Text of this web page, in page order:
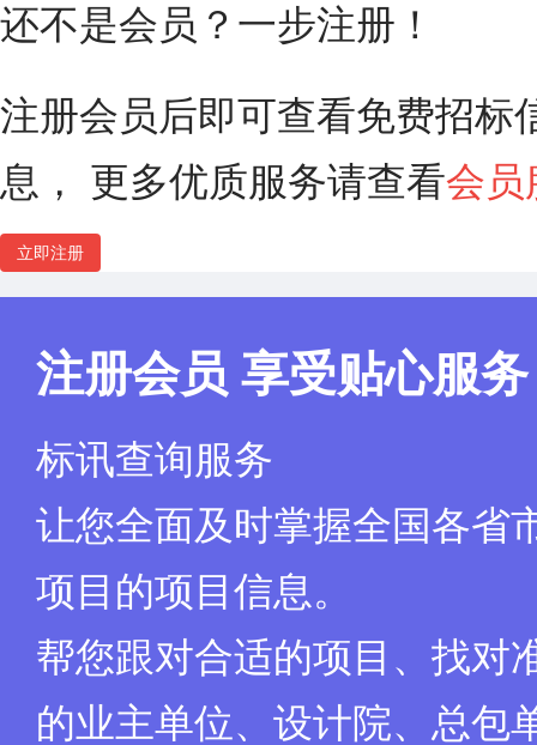
还不是会员？一步注册！
注册会员后即可查看免费招标
息， 更多优质服务请查看会员
立即注册
注册会员 享受贴心服务
标讯查询服务
让您全面及时掌握全国各省
项目的项目信息。
帮您跟对合适的项目、找对
的业主单位、设计院、总包